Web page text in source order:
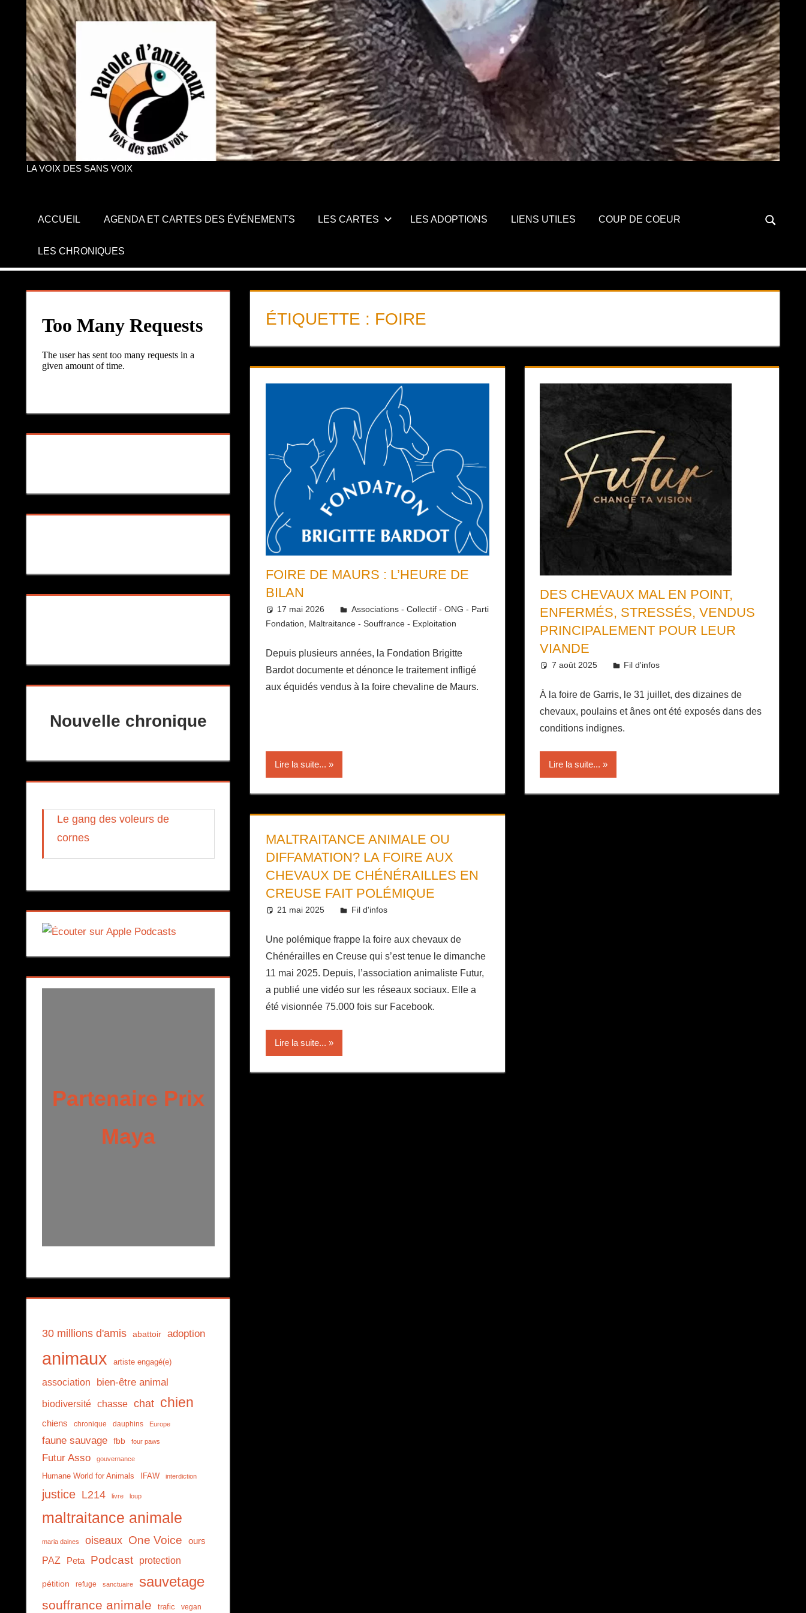
LA VOIX DES SANS VOIX
ACCUEIL AGENDA ET CARTES DES ÉVÉNEMENTS LES CARTES LES ADOPTIONS LIENS UTILES COUP DE COEUR
LES CHRONIQUES
ÉTIQUETTE : FOIRE
FOIRE DE MAURS : L’HEURE DE
BILAN
17 mai 2026 Daniel
Associations - Collectif - ONG - Parti
Fondation, Maltraitance - Souffrance - Exploitation
Depuis plusieurs années, la Fondation Brigitte
Bardot documente et dénonce le traitement infligé
aux équidés vendus à la foire chevaline de Maurs.
Lire la suite...
DES CHEVAUX MAL EN POINT,
ENFERMÉS, STRESSÉS, VENDUS
PRINCIPALEMENT POUR LEUR
VIANDE
7 août 2025 Daniel
Fil d'infos
À la foire de Garris, le 31 juillet, des dizaines de
chevaux, poulains et ânes ont été exposés dans des
conditions indignes.
Lire la suite...
MALTRAITANCE ANIMALE OU
DIFFAMATION? LA FOIRE AUX
CHEVAUX DE CHÉNÉRAILLES EN
CREUSE FAIT POLÉMIQUE
21 mai 2025 Daniel
Fil d'infos
Une polémique frappe la foire aux chevaux de
Chénérailles en Creuse qui s’est tenue le dimanche
11 mai 2025. Depuis, l’association animaliste Futur,
a publié une vidéo sur les réseaux sociaux. Elle a
été visionnée 75.000 fois sur Facebook.
Lire la suite...
Nouvelle chronique
Le gang des voleurs de
cornes
Partenaire Prix
Maya
30 millions d'amis abattoir adoption
animaux artiste engagé(e)
association bien-être animal
biodiversité chasse chat chien
chiens chronique dauphins Europe
faune sauvage fbb four paws
Futur Asso gouvernance
Humane World for Animals IFAW interdiction
justice L214 livre loup
maltraitance animale
maria daines oiseaux One Voice ours
PAZ Peta Podcast protection
pétition refuge sanctuaire sauvetage
souffrance animale trafic vegan